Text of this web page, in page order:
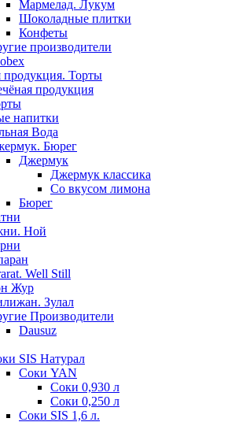
Мармелад. Лукум
Шоколадные плитки
Конфеты
производители
продукция. Торты
продукция
напитки
Вода
Бюрег
Джермук
Джермук классика
Со вкусом лимона
Бюрег
Ной
Well Still
Жур
Зулал
Производители
Dausuz
SIS Натурал
Соки YAN
Соки 0,930 л
Соки 0,250 л
Соки SIS 1,6 л.